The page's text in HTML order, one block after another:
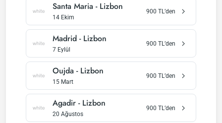
Santa Maria - Lizbon
14 Ekim
900 TL’den
Madrid - Lizbon
7 Eylül
900 TL’den
Oujda - Lizbon
15 Mart
900 TL’den
Agadir - Lizbon
20 Ağustos
900 TL’den